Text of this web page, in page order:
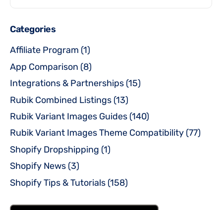
Categories
Affiliate Program (1)
App Comparison (8)
Integrations & Partnerships (15)
Rubik Combined Listings (13)
Rubik Variant Images Guides (140)
Rubik Variant Images Theme Compatibility (77)
Shopify Dropshipping (1)
Shopify News (3)
Shopify Tips & Tutorials (158)